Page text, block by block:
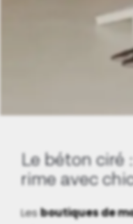
Le béton ciré
rime avec
Lesboutiques de